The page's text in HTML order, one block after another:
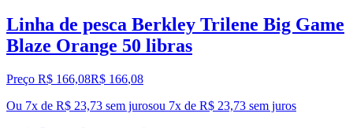
Linha de pesca Berkley Trilene Big Game
Blaze Orange 50 libras
Preço R$ 166,08R$ 166,08
Ou 7x de R$ 23,73 sem jurosou 7x de R$ 23,73 sem juros